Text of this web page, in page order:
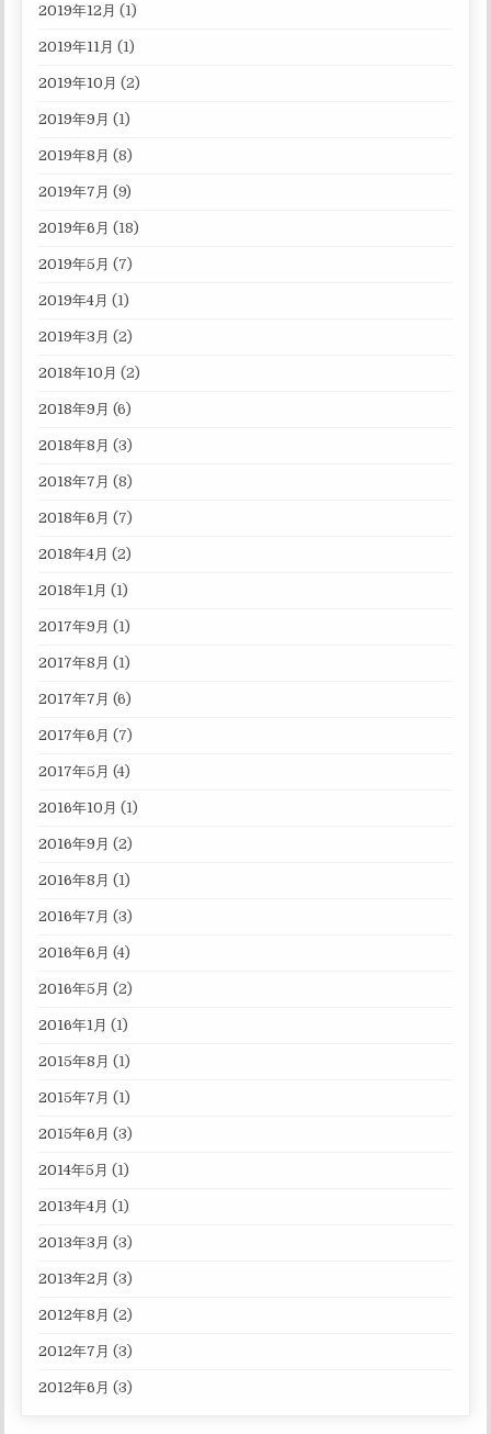
2019年12月 (1)
2019年11月 (1)
2019年10月 (2)
2019年9月 (1)
2019年8月 (8)
2019年7月 (9)
2019年6月 (18)
2019年5月 (7)
2019年4月 (1)
2019年3月 (2)
2018年10月 (2)
2018年9月 (6)
2018年8月 (3)
2018年7月 (8)
2018年6月 (7)
2018年4月 (2)
2018年1月 (1)
2017年9月 (1)
2017年8月 (1)
2017年7月 (6)
2017年6月 (7)
2017年5月 (4)
2016年10月 (1)
2016年9月 (2)
2016年8月 (1)
2016年7月 (3)
2016年6月 (4)
2016年5月 (2)
2016年1月 (1)
2015年8月 (1)
2015年7月 (1)
2015年6月 (3)
2014年5月 (1)
2013年4月 (1)
2013年3月 (3)
2013年2月 (3)
2012年8月 (2)
2012年7月 (3)
2012年6月 (3)